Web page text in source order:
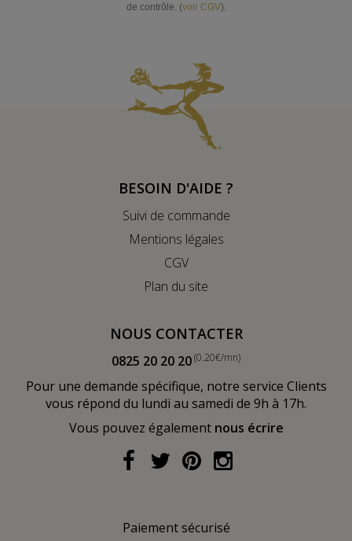
de contrôle. (voir CGV).
BESOIN D'AIDE ?
Suivi de commande
Mentions légales
CGV
Plan du site
NOUS CONTACTER
0825 20 20 20(0.20€/mn)
Pour une demande spécifique, notre service Clients
vous répond du lundi au samedi de 9h à 17h.
Vous pouvez également nous écrire
Paiement sécurisé